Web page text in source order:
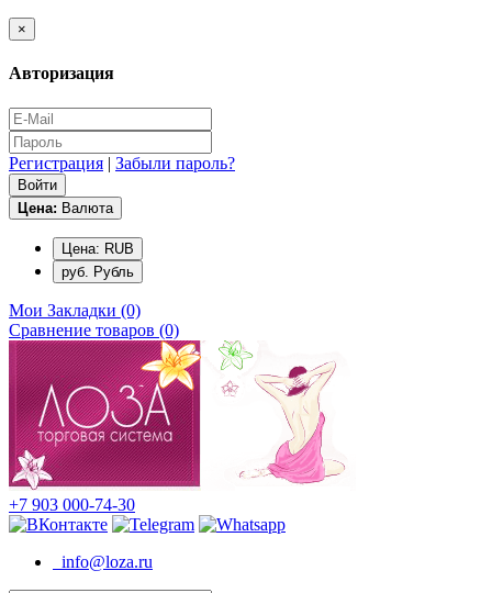
×
Авторизация
Регистрация | Забыли пароль?
Цена: Валюта
Цена: RUB
руб. Рубль
Мои Закладки (0)
Сравнение товаров (0)
+7 903 000-74-30
info@loza.ru